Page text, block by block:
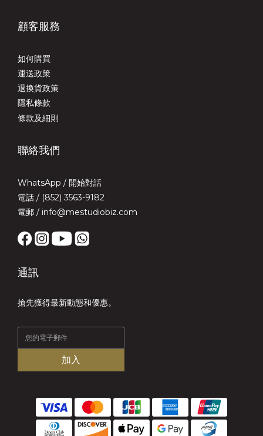
顧客服務
如何購買
運送政策
退換貨政策
隱私條款
條款及細則
聯絡我們
WhatsApp / 開始對話
電話 / (852) 3563-9182
電郵 / info@mestudiobiz.com
通訊
搶先獲得最新動態和優惠。
加入